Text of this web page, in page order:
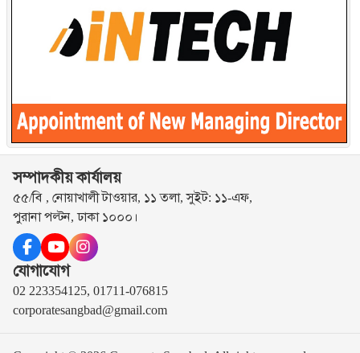
সম্পাদকীয় কার্যালয়
৫৫/বি , নোয়াখালী টাওয়ার, ১১ তলা, সুইট: ১১-এফ,
পুরানা পল্টন, ঢাকা ১০০০।
যোগাযোগ
02 223354125, 01711-076815
corporatesangbad@gmail.com